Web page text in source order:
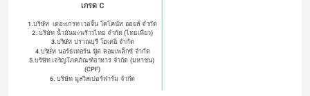
1.บริษัท  เดอะเกรท เวอจิ้น โคโคนัท ออยล์ จำกัด
2. บริษัท น้ำมันมะพร้าวไทย จํากัด (ไทยเพียว)
3.บริษัท ปราณบุรี โฮเตอิ จํากัด
4.บริษัท นอร์ธเทอร์น ฟู้ด คอมเพล็กซ์ จำกัด
5.บริษัท เจริญโภคภัณฑ์อาหาร จํากัด (มหาชน)
(CPF)
6. บริษัท มูลวิสเปอร์ฟาร์ม จำกัด
เกรด C